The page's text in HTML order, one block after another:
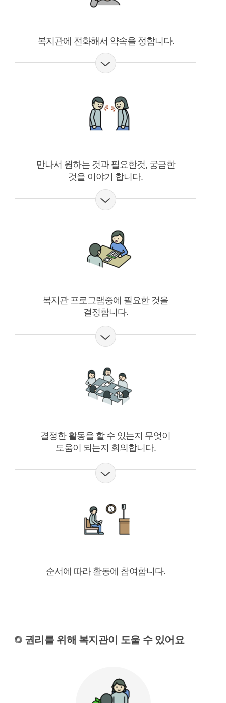
복지관에 전화해서 약속을 정합니다.
만나서 원하는 것과 필요한것, 궁금한
것을 이야기 합니다.
복지관 프로그램중에 필요한 것을
결정합니다.
결정한 활동을 할 수 있는지 무엇이
도움이 되는지 회의합니다.
순서에 따라 활동에 참여합니다.
권리를 위해 복지관이 도울 수 있어요